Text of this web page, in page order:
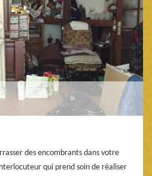
des encombrants dans votre
qui prend soin de réaliser